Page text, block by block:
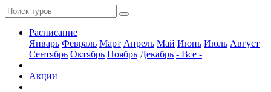
Расписание
Январь Февраль Март Апрель Май Июнь Июль Август
Сентябрь Октябрь Ноябрь Декабрь - Все -
Акции